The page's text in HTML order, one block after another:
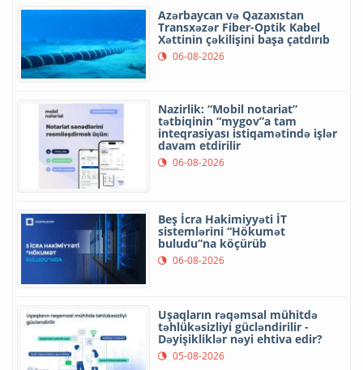
Azərbaycan və Qazaxıstan
Transxəzər Fiber-Optik Kabel
Xəttinin çəkilişini başa çatdırıb
06-08-2026
Nazirlik: “Mobil notariat”
tətbiqinin “mygov”a tam
inteqrasiyası istiqamətində işlər
davam etdirilir
06-08-2026
Beş İcra Hakimiyyəti İT
sistemlərini “Hökumət
buludu”na köçürüb
06-08-2026
Uşaqların rəqəmsal mühitdə
təhlükəsizliyi gücləndirilir -
Dəyişikliklər nəyi ehtiva edir?
05-08-2026